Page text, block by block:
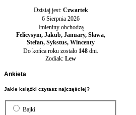
Dzisiaj jest: Czwartek
6 Sierpnia 2026
Imieniny obchodzą
Felicysym, Jakub, January, Sława,
Stefan, Sykstus, Wincenty
Do końca roku zostało 148 dni.
Zodiak: Lew
Ankieta
Jakie książki czytasz najczęściej?
Bajki